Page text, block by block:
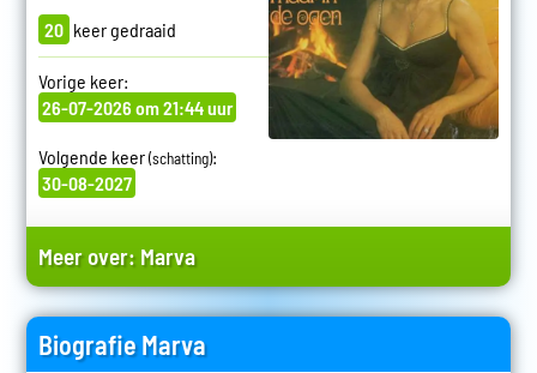
20 keer gedraaid
Vorige keer:
26-07-2026 om 21:44 uur
Volgende keer(schatting):
30-08-2027
Meer over: Marva
Biografie Marva